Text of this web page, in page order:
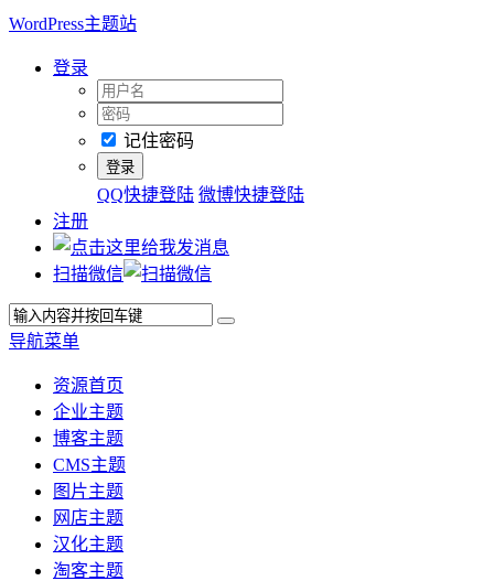
WordPress主题站
登录
记住密码
QQ快捷登陆 微博快捷登陆
注册
扫描微信
导航菜单
资源首页
企业主题
博客主题
CMS主题
图片主题
网店主题
汉化主题
淘客主题